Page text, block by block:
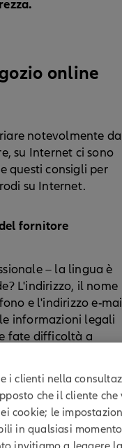
online
notevolmente da
su Internet ci sono
questi consigli per
su Internet.
fornitore
– la lingua è
L'indirizzo, il nome
e l'indirizzo e-
informazioni legali
fate difficoltà a
telefono indicati sul
nell'elenco
i clienti nella
che il cliente che
cookie; le
in qualsiasi